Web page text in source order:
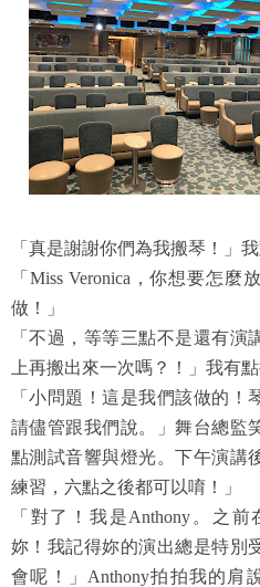
「真是謝謝你們為我搬琴！」
「Miss Veronica，你想要怎
做！」
「不過，等等三點不是還有
上再搬出來一次嗎？！」我有
「小問題！這是我們該做的
請儘管跟我們說。」舞台總監
點測試音響與燈光。下午演講
練習，六點之後都可以唷！」
「對了！我是Anthony。之前
妳！我記得妳的演出總是特別
會呢！」Anthony拍拍我的肩